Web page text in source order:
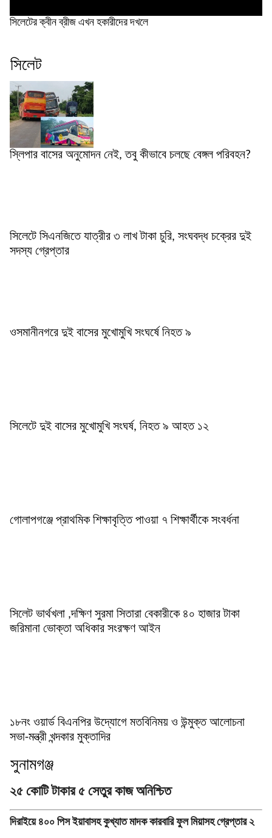
সিলেটের ক্বীন ব্রীজ এখন হকারীদের দখলে
সিলেট
স্লিপার বাসের অনুমোদন নেই, তবু কীভাবে চলছে বেঙ্গল পরিবহন?
সিলেটে সিএনজিতে যাত্রীর ৩ লাখ টাকা চুরি, সংঘবদ্ধ চক্রের দুই
সদস্য গ্রেপ্তার
ওসমানীনগরে দুই বাসের মুখোমুখি সংঘর্ষে নিহত ৯
সিলেটে দুই বাসের মুখোমুখি সংঘর্ষ, নিহত ৯ আহত ১২
গোলাপগঞ্জে প্রাথমিক শিক্ষাবৃত্তি পাওয়া ৭ শিক্ষার্থীকে সংবর্ধনা
সিলেট ভার্থখলা ,দক্ষিণ সুরমা সিতারা বেকারীকে ৪০ হাজার টাকা
জরিমানা ভোক্তা অধিকার সংরক্ষণ আইন
১৮নং ওয়ার্ড বিএনপির উদ্যোগে মতবিনিময় ও উন্মুক্ত আলোচনা
সভা-মন্ত্রী খন্দকার মুক্তাদির
সুনামগঞ্জ
২৫ কোটি টাকার ৫ সেতুর কাজ অনিশ্চিত
দিরাইয়ে ৪০০ পিস ইয়াবাসহ কুখ্যাত মাদক কারবারি ফুল মিয়াসহ গ্রেপ্তার ২